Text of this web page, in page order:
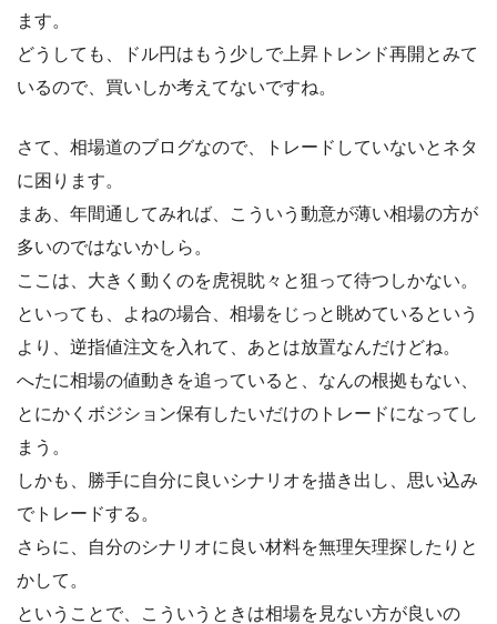
ます。
どうしても、ドル円はもう少しで上昇トレンド再開とみて
いるので、買いしか考えてないですね。
さて、相場道のブログなので、トレードしていないとネタ
に困ります。
まあ、年間通してみれば、こういう動意が薄い相場の方が
多いのではないかしら。
ここは、大きく動くのを虎視眈々と狙って待つしかない。
といっても、よねの場合、相場をじっと眺めているという
より、逆指値注文を入れて、あとは放置なんだけどね。
へたに相場の値動きを追っていると、なんの根拠もない、
とにかくボジション保有したいだけのトレードになってし
まう。
しかも、勝手に自分に良いシナリオを描き出し、思い込み
でトレードする。
さらに、自分のシナリオに良い材料を無理矢理探したりと
かして。
ということで、こういうときは相場を見ない方が良いの